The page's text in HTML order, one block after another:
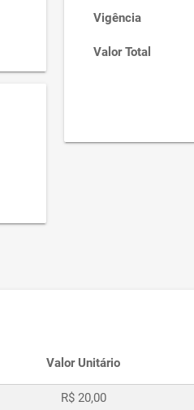
Vigência
Valor Total
Valor Unitário
R$ 20,00